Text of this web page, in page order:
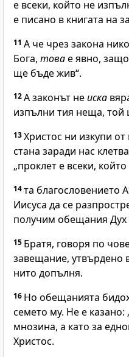
е всеки, който не
е писано в книгата на
11 А че чрез закона
Бога, товае явно,
ще бъде жив“.
12А законът неиска
изпълни тия неща, той
13Христос ни изкупи от
стана заради нас
„проклет е всеки,
14та благословението
Иисуса да се
получим обещания Дух
15 Братя, говоря по
завещание, утвърдено
нито допълня.
16 Но обещанията
семето му. Не е казано:
мнозина, а като за
Христос.